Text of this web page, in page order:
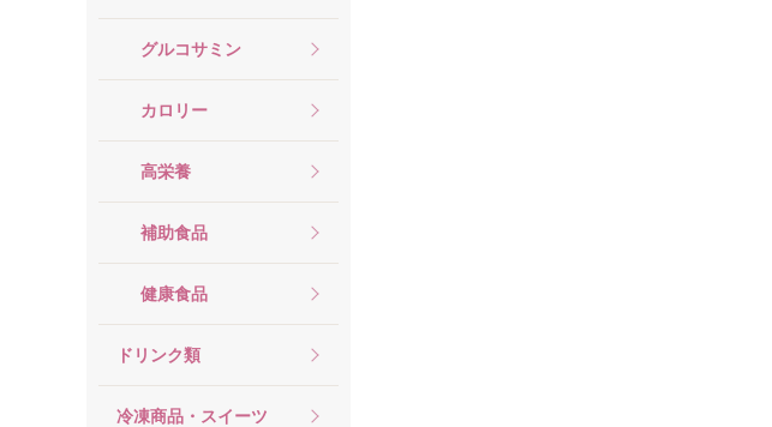
グルコサミン
カロリー
高栄養
補助食品
健康食品
ドリンク類
冷凍商品・スイーツ